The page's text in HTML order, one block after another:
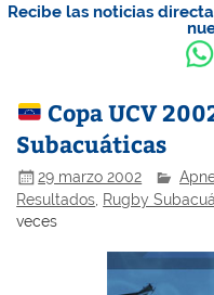
Recibe las noticias
Copa UCV
Subacuáticas
29 marzo 2002
Resultados, Rugby
veces